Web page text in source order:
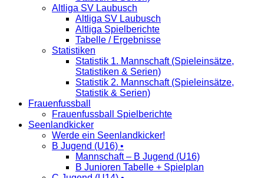
Altliga SV Laubusch
Altliga SV Laubusch
Altliga Spielberichte
Tabelle / Ergebnisse
Statistiken
Statistik 1. Mannschaft (Spieleinsätze,
Statistiken & Serien)
Statistik 2. Mannschaft (Spieleinsätze,
Statistik & Serien)
Frauenfussball
Frauenfussball Spielberichte
Seenlandkicker
Werde ein Seenlandkicker!
B Jugend (U16) •
Mannschaft – B Jugend (U16)
B Junioren Tabelle + Spielplan